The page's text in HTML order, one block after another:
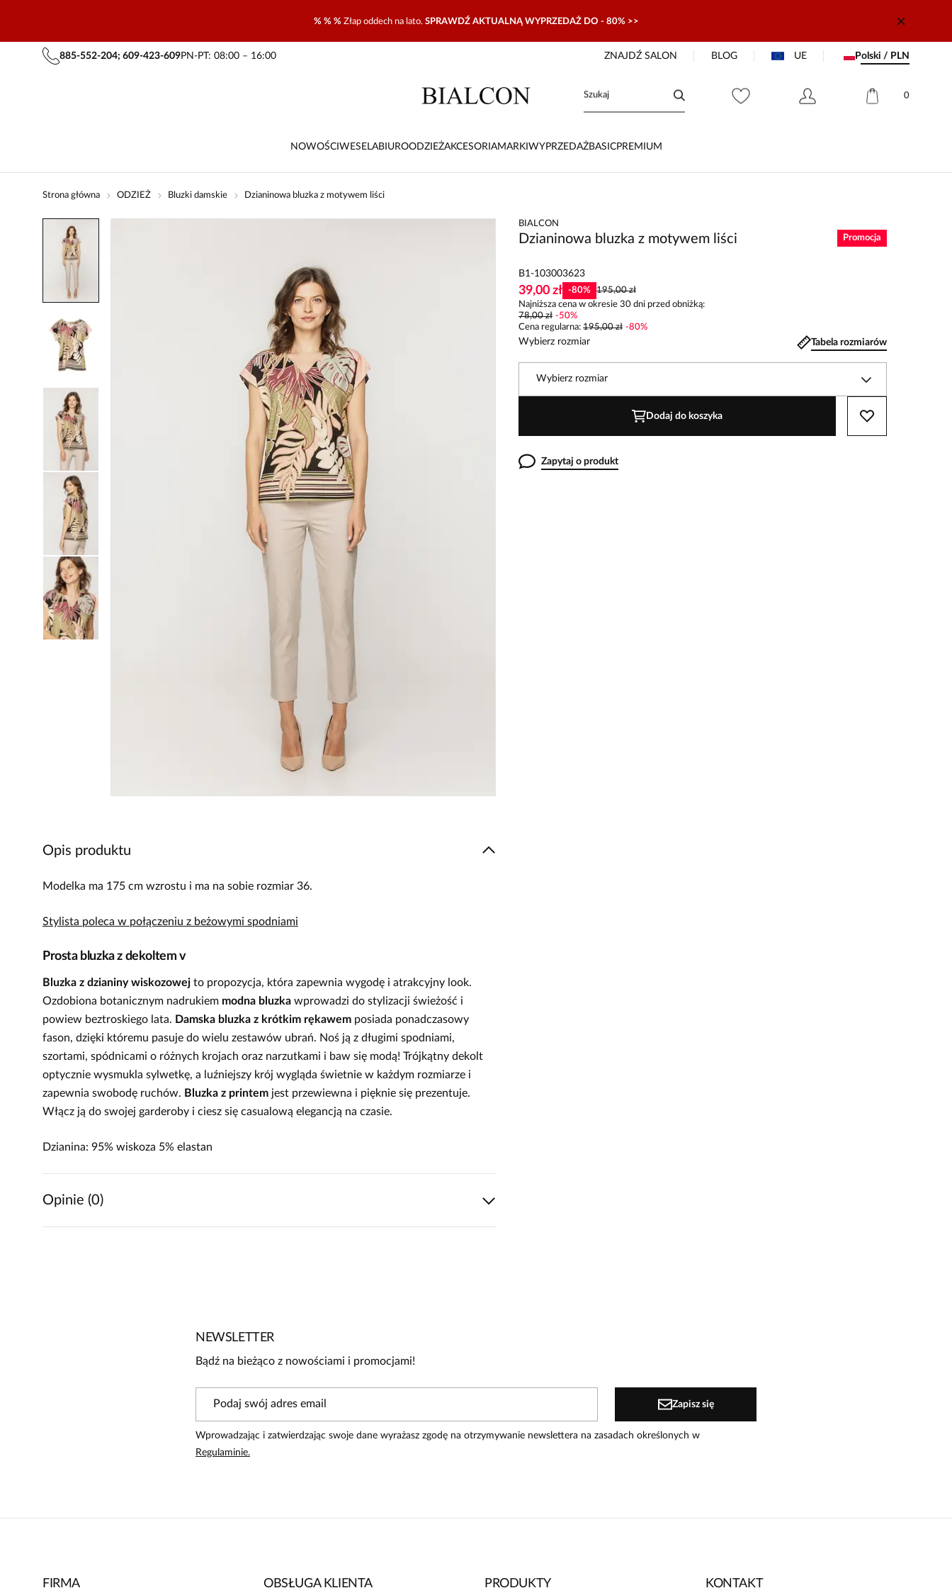
% % % Złap oddech na lato. SPRAWDŹ AKTUALNĄ WYPRZEDAŻ DO - 80% >>
885-552-204; 609-423-609PN-PT: 08:00 – 16:00 ZNAJDŹ SALON BLOG UE Polski / PLN
0
NOWOŚCI WESELABIUROODZIEŻAKCESORIAMARKI WYPRZEDAŻBASICPREMIUM
Strona główna ODZIEŻ Bluzki damskie Dzianinowa bluzka z motywem liści
BIALCON
Dzianinowa bluzka z motywem liści Promocja
B1-103003623
39,00 zł -80%
195,00 zł
Najniższa cena w okresie 30 dni przed obniżką:
78,00 zł -50%
Cena regularna: 195,00 zł -80%
Wybierz rozmiar Tabela rozmiarów
Wybierz rozmiar
Dodaj do koszyka
Zapytaj o produkt
Opis produktu
Modelka ma 175 cm wzrostu i ma na sobie rozmiar 36.
Stylista poleca w połączeniu z beżowymi spodniami
Prosta bluzka z dekoltem v
Bluzka z dzianiny wiskozowej to propozycja, która zapewnia wygodę i atrakcyjny look.
Ozdobiona botanicznym nadrukiem modna bluzka wprowadzi do stylizacji świeżość i
powiew beztroskiego lata. Damska bluzka z krótkim rękawem posiada ponadczasowy
fason, dzięki któremu pasuje do wielu zestawów ubrań. Noś ją z długimi spodniami,
szortami, spódnicami o różnych krojach oraz narzutkami i baw się modą! Trójkątny dekolt
optycznie wysmukla sylwetkę, a luźniejszy krój wygląda świetnie w każdym rozmiarze i
zapewnia swobodę ruchów. Bluzka z printem jest przewiewna i pięknie się prezentuje.
Włącz ją do swojej garderoby i ciesz się casualową elegancją na czasie.
Dzianina: 95% wiskoza 5% elastan
Opinie (0)
NEWSLETTER
Bądź na bieżąco z nowościami i promocjami!
Zapisz się
Wprowadzając i zatwierdzając swoje dane wyrażasz zgodę na otrzymywanie newslettera na zasadach określonych w
Regulaminie.
FIRMA OBSŁUGA KLIENTA PRODUKTY KONTAKT